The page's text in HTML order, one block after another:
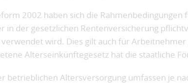
2002 haben sich die
in der gesetzlichen Rentenversicherung
wird. Dies gilt auch für
Alterseinkünftegesetz hat die staatliche
betrieblichen Altersversorgung umfassen je